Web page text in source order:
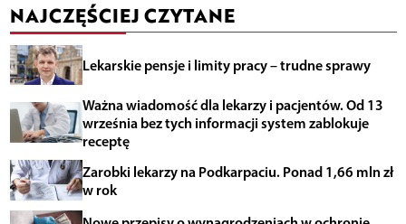
NAJCZĘŚCIEJ CZYTANE
Lekarskie pensje i limity pracy – trudne sprawy
Ważna wiadomość dla lekarzy i pacjentów. Od 13
września bez tych informacji system zablokuje
receptę
Zarobki lekarzy na Podkarpaciu. Ponad 1,66 mln zł
w rok